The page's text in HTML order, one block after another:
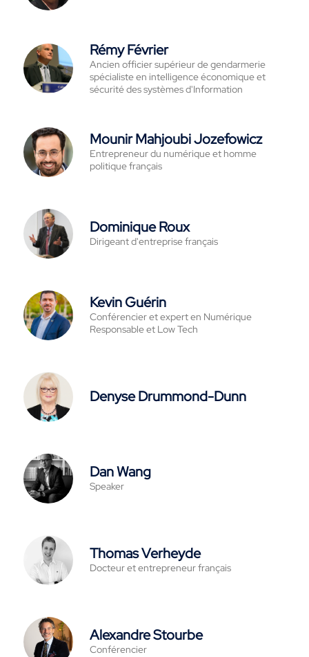
Rémy Février
Ancien officier supérieur de gendarmerie
spécialiste en intelligence économique et
sécurité des systèmes d'Information
Mounir Mahjoubi Jozefowicz
Entrepreneur du numérique et homme
politique français
Dominique Roux
Dirigeant d'entreprise français
Kevin Guérin
Conférencier et expert en Numérique
Responsable et Low Tech
Denyse Drummond-Dunn
Dan Wang
Speaker
Thomas Verheyde
Docteur et entrepreneur français
Alexandre Stourbe
Conférencier